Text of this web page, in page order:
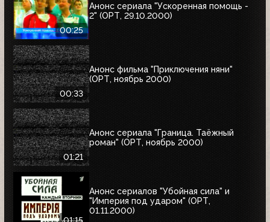
00:25
Анонс сериала "Ускоренная помощь -
2" (ОРТ, 29.10.2000)
00:33
Анонс фильма "Приключения няни"
(ОРТ, ноябрь 2000)
01:21
Анонс сериала "Граница. Таёжный
роман" (ОРТ, ноябрь 2000)
01:15
Анонс сериалов "Убойная сила" и
"Империя под ударом" (ОРТ,
01.11.2000)